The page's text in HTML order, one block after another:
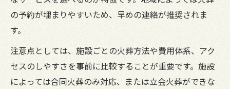
の予約が埋まりやすいため、早めの連絡が推奨されま
す。
注意点としては、施設ごとの火葬方法や費用体系、アク
セスのしやすさを事前に比較することが重要です。施設
によっては合同火葬のみ対応、または立会火葬ができな